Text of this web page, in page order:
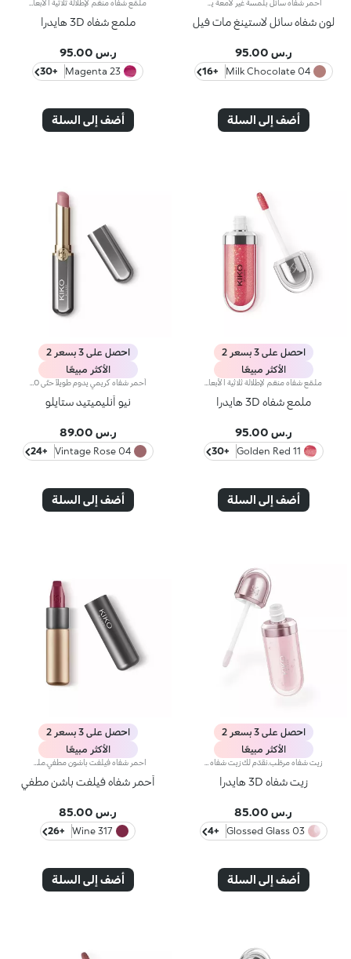
لون شفاه سائل لاستينغ مات فيل
ر.س 95.00
04 Milk Chocolate
+16
أضف إلى السلة
ملمع شفاه 3D هايدرا
ر.س 95.00
23 Magenta
+30
أضف إلى السلة
احصل على 3 بسعر 2
الأكثر مبيعًا
ملمع شفاه 3D هايدرا
ر.س 95.00
11 Golden Red
+30
أضف إلى السلة
احصل على 3 بسعر 2
الأكثر مبيعًا
نيو أنليميتيد ستايلو
ر.س 89.00
04 Vintage Rose
+24
أضف إلى السلة
احصل على 3 بسعر 2
الأكثر مبيعًا
زيت شفاه 3D هايدرا
ر.س 85.00
03 Glossed Glass
+4
أضف إلى السلة
احصل على 3 بسعر 2
الأكثر مبيعًا
أحمر شفاه فيلفت باشن مطفي
ر.س 85.00
317 Wine
+26
أضف إلى السلة